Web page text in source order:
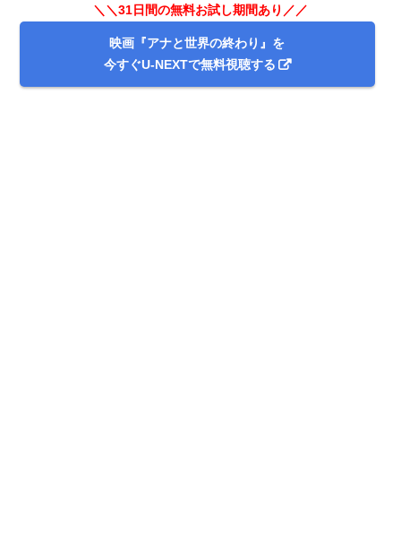
＼＼31日間の無料お試し期間あり／／
映画『アナと世界の終わり』を
今すぐU-NEXTで無料視聴する